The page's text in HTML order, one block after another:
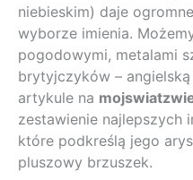
niebieskim) daje
wyborze imienia.
pogodowymi, metalami
brytyjczyków –
artykule na
zestawienie najlepszych
które podkreślą jego
pluszowy brzuszek.